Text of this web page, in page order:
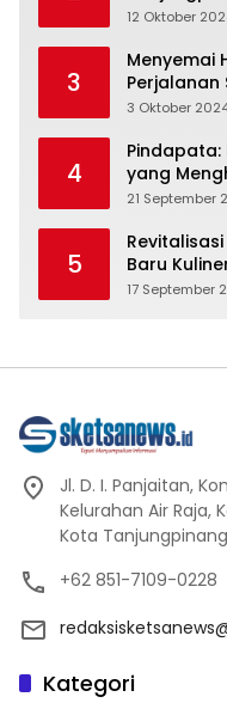
12 Oktober
3
Menyemai
Perjalanan
Hati dan
3 Oktober
4
Pindapata:
yang
21 September
5
Baru
17 September
Jl. D. I. Panjaitan,
Kelurahan Air
Kota
+62 851-7109-0228
Kategori